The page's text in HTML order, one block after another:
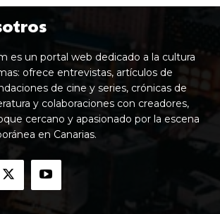
es un portal web dedicado a la cultura
ofrece entrevistas, artículos de
de cine y series, crónicas de
y colaboraciones con creadores,
cercano y apasionado por la escena
en Canarias.